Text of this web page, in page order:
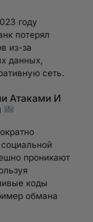
году
потерял
из-за
данных,
сеть.
Атаками И
проникают
коды
обмана